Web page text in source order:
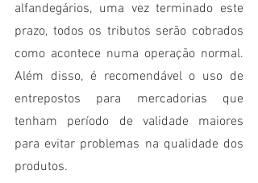
alfandegários, uma vez terminado este
prazo, todos os tributos serão cobrados
como acontece numa operação normal.
Além disso, é recomendável o uso de
entrepostos para mercadorias que
tenham período de validade maiores
para evitar problemas na qualidade dos
produtos.